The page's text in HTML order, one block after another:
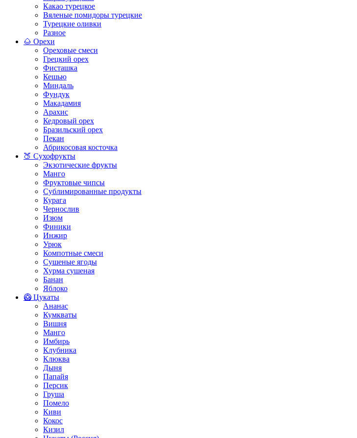
Какао турецкое
Вяленые помидоры турецкие
Турецкие оливки
Разное
🌰 Орехи
Ореховые смеси
Грецкий орех
Фисташка
Кешью
Миндаль
Фундук
Макадамия
Арахис
Кедровый орех
Бразильский орех
Пекан
Абрикосовая косточка
🍑 Сухофрукты
Экзотические фрукты
Манго
Фруктовые чипсы
Сублимированные продукты
Курага
Чернослив
Изюм
Финики
Инжир
Урюк
Компотные смеси
Сушеные ягоды
Хурма сушеная
Банан
Яблоко
🥝 Цукаты
Ананас
Кумкваты
Вишня
Манго
Имбирь
Клубника
Клюква
Дыня
Папайя
Персик
Груша
Помело
Киви
Кокос
Кизил